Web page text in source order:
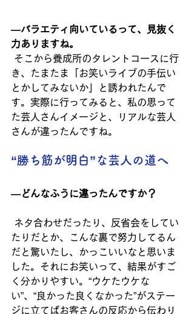
―バラエティ向いているって、見抜く
力ありますね。
そこから養成所のタレントコースに行
き、たまたま「お笑いライブの手伝い
とかしてみないか」と誘われたんで
す。実際に行ってみると、私の思って
た芸人さんイメージと、リアルな芸人
さんが違ったんですね。
“勝ち筋が明白”な芸人の道へ
―どんなふうに違ったんですか？
ネタ合わせだったり、反省会をしてい
たりだとか、こんな裏で努力してるん
だと驚いたし、かっこいいなと思いま
した。それにお笑いって、結果がすご
く分かりやすい。“ウケたウケな
い”、“良かった良くなかった”がステー
ジに立てばお客さんの反応から伝わり